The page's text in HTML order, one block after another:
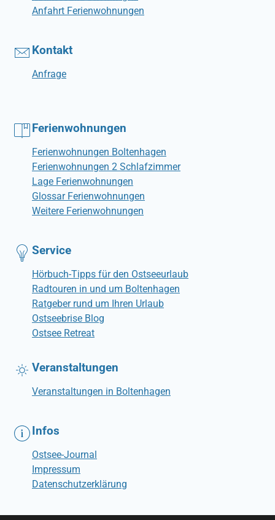
Anfahrt Ferienwohnungen
Kontakt
Anfrage
Ferienwohnungen
Ferienwohnungen Boltenhagen
Ferienwohnungen 2 Schlafzimmer
Lage Ferienwohnungen
Glossar Ferienwohnungen
Weitere Ferienwohnungen
Service
Hörbuch-Tipps für den Ostseeurlaub
Radtouren in und um Boltenhagen
Ratgeber rund um Ihren Urlaub
Ostseebrise Blog
Ostsee Retreat
Veranstaltungen
Veranstaltungen in Boltenhagen
Infos
Ostsee-Journal
Impressum
Datenschutzerklärung